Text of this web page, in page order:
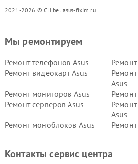
2021-2026 © СЦ bel.asus-fixim.ru
Мы ремонтируем
Ремонт телефонов Asus
Ремонт видеокарт Asus
Asus
Ремонт мониторов Asus
Ремонт серверов Asus
Asus
Ремонт моноблоков Asus
Контакты сервис центра